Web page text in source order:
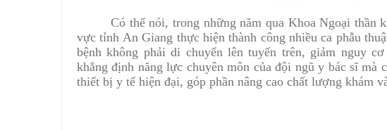
Có thể nói, trong những năm qua Khoa Ngoại thần
vực tỉnh An Giang thực hiện thành công nhiều ca phẫu
bệnh không phải di chuyển lên tuyến trên, giảm nguy
khẳng định năng lực chuyên môn của đội ngũ y bác sĩ mà
thiết bị y tế hiện đại, góp phần nâng cao chất lượng khám